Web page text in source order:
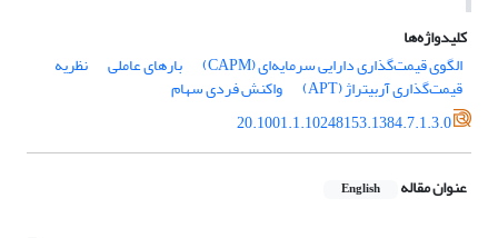
کلیدواژه‌ها
الگوی قیمت‌گذاری دارایی سرمایه‌ای (CAPM)
بارهای عاملی نظریه
قیمت‌گذاری آربیتراژ (APT)
واکنش فردی سهام
20.1001.1.10248153.1384.7.1.3.0
عنوان مقاله English